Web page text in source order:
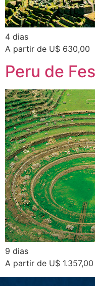
4 dias
A partir de U$ 630,00
Peru de
9 dias
A partir de U$ 1.357,00